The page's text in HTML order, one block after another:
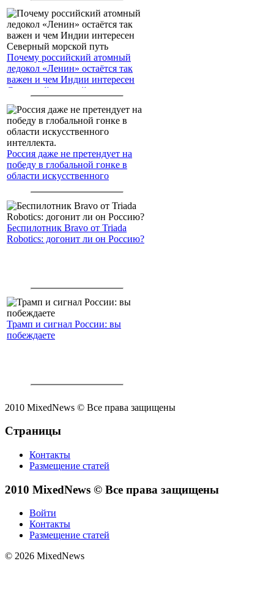
Почему российский атомный
ледокол «Ленин» остаётся так
важен и чем Индии интересен
Северный морской путь
Россия даже не претендует на
победу в глобальной гонке в
области искусственного
Беспилотник Bravo от Triada
Robotics: догонит ли он Россию?
Трамп и сигнал России: вы
побеждаете
2010 MixedNews © Все права защищены
Страницы
Контакты
Размещение статей
2010 MixedNews © Все права защищены
Войти
Контакты
Размещение статей
© 2026 MixedNews